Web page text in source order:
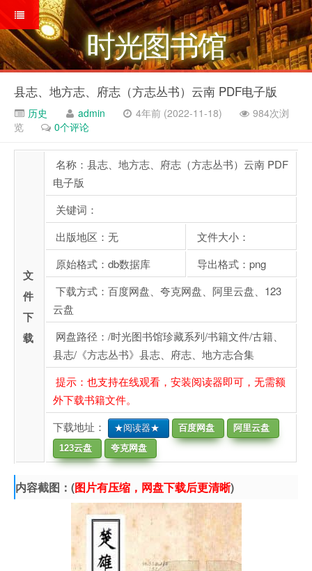
时光图书馆
县志、地方志、府志（方志丛书）云南 PDF电子版
历史 admin 4年前 (2022-11-18)
984次浏
览
0个评论
文
件
下
载
名称：县志、地方志、府志（方志丛书）云南 PDF
电子版
关键词：
出版地区：无
文件大小：
原始格式：db数据库
导出格式：png
下载方式：百度网盘、夸克网盘、阿里云盘、123
云盘
网盘路径：/时光图书馆珍藏系列/书籍文件/古籍、
县志/《方志丛书》县志、府志、地方志合集
提示：也支持在线观看，安装阅读器即可，无需额
外下载书籍文件。
下载地址：
★阅读器★ 百度网盘
阿里云盘
123云盘
夸克网盘
内容截图：(图片有压缩，网盘下载后更清晰)